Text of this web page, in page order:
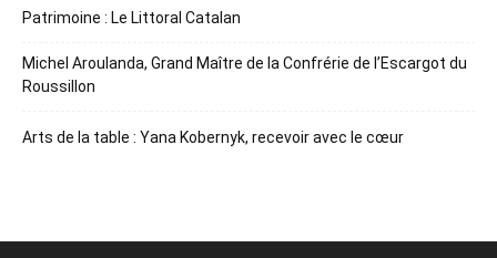
Patrimoine : Le Littoral Catalan
Michel Aroulanda, Grand Maître de la Confrérie de l’Escargot du
Roussillon
Arts de la table : Yana Kobernyk, recevoir avec le cœur